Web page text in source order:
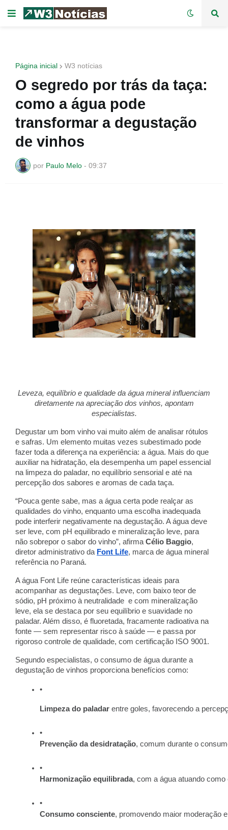
Página inicial W3 notícias
O segredo por trás da taça:
como a água pode
transformar a degustação
de vinhos
por Paulo Melo - 09:37
Leveza, equilíbrio e qualidade da água mineral influenciam
diretamente na apreciação dos vinhos, apontam
especialistas.
Degustar um bom vinho vai muito além de analisar rótulos
e safras. Um elemento muitas vezes subestimado pode
fazer toda a diferença na experiência: a água. Mais do que
auxiliar na hidratação, ela desempenha um papel essencial
na limpeza do paladar, no equilíbrio sensorial e até na
percepção dos sabores e aromas de cada taça.
“Pouca gente sabe, mas a água certa pode realçar as
qualidades do vinho, enquanto uma escolha inadequada
pode interferir negativamente na degustação. A água deve
ser leve, com pH equilibrado e mineralização leve, para
não sobrepor o sabor do vinho”, afirma Célio Baggio,
diretor administrativo da Font Life, marca de água mineral
referência no Paraná.
A água Font Life reúne características ideais para
acompanhar as degustações. Leve, com baixo teor de
sódio, pH próximo à neutralidade e com mineralização
leve, ela se destaca por seu equilíbrio e suavidade no
paladar. Além disso, é fluoretada, fracamente radioativa na
fonte — sem representar risco à saúde — e passa por
rigoroso controle de qualidade, com certificação ISO 9001.
Segundo especialistas, o consumo de água durante a
degustação de vinhos proporciona benefícios como:
Limpeza do paladar entre goles, favorecendo a
Prevenção da desidratação, comum durante o
Harmonização equilibrada, com a água atuando
Consumo consciente, promovendo maior moderação